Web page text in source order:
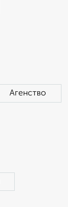
Агенство